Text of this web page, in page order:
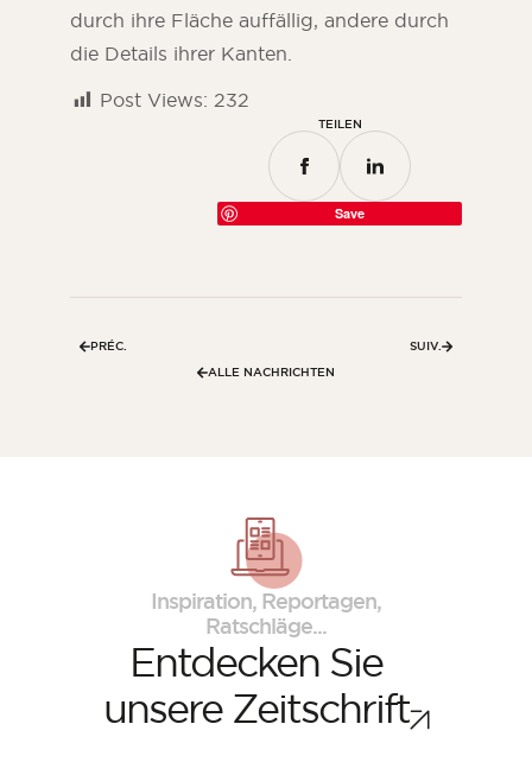
durch ihre Fläche auffällig, andere durch
die Details ihrer Kanten.
Post Views: 232
TEILEN
Save
ALLE NACHRICHTEN
PRÉC. SUIV.
Inspiration, Reportagen,
Ratschläge...
Entdecken Sie
unsere Zeitschrift